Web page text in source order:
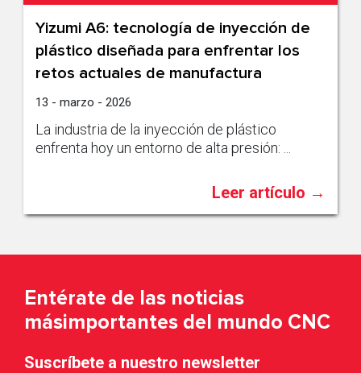
Yizumi A6: tecnología de inyección de
plástico diseñada para enfrentar los
retos actuales de manufactura
13 - marzo - 2026
La industria de la inyección de plástico
enfrenta hoy un entorno de alta presión: ...
Leer artículo →
Entérate de las noticias
másimportantes del mundo CNC
Suscríbete a nuestro newsletter